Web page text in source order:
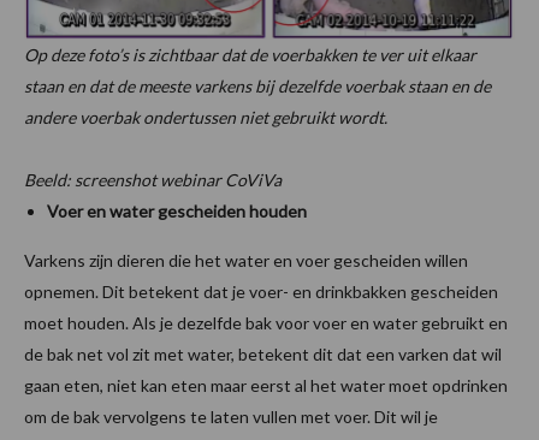
Op deze foto’s is zichtbaar dat de voerbakken te ver uit elkaar
staan en dat de meeste varkens bij dezelfde voerbak staan en de
andere voerbak ondertussen niet gebruikt wordt.
Beeld: screenshot webinar CoViVa
Voer en water gescheiden houden
Varkens zijn dieren die het water en voer gescheiden willen
opnemen. Dit betekent dat je voer- en drinkbakken gescheiden
moet houden. Als je dezelfde bak voor voer en water gebruikt en
de bak net vol zit met water, betekent dit dat een varken dat wil
gaan eten, niet kan eten maar eerst al het water moet opdrinken
om de bak vervolgens te laten vullen met voer. Dit wil je